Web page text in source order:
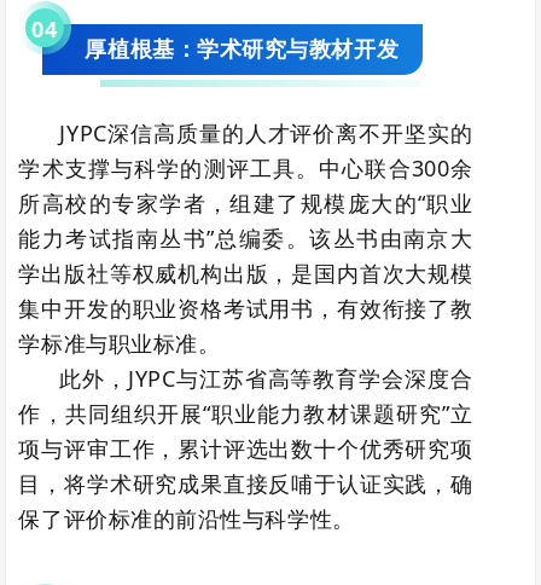
04
厚植根基：学术研究与教材开发
JYPC深信高质量的人才评价离不开坚实的
学术支撑与科学的测评工具。中心联合300余
所高校的专家学者，组建了规模庞大的“职业
能力考试指南丛书”总编委。该丛书由南京大
学出版社等权威机构出版，是国内首次大规模
集中开发的职业资格考试用书，有效衔接了教
学标准与职业标准。
此外，JYPC与江苏省高等教育学会深度合
作，共同组织开展“职业能力教材课题研究”立
项与评审工作，累计评选出数十个优秀研究项
目，将学术研究成果直接反哺于认证实践，确
保了评价标准的前沿性与科学性。